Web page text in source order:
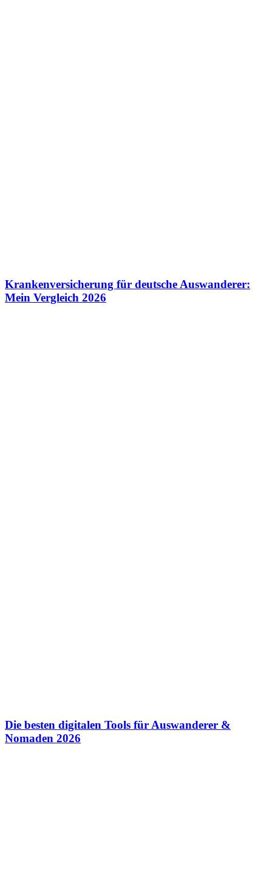
Krankenversicherung für deutsche Auswanderer:
Mein Vergleich 2026
Die besten digitalen Tools für Auswanderer &
Nomaden 2026